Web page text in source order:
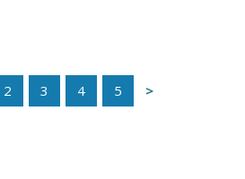
2 3 4 5